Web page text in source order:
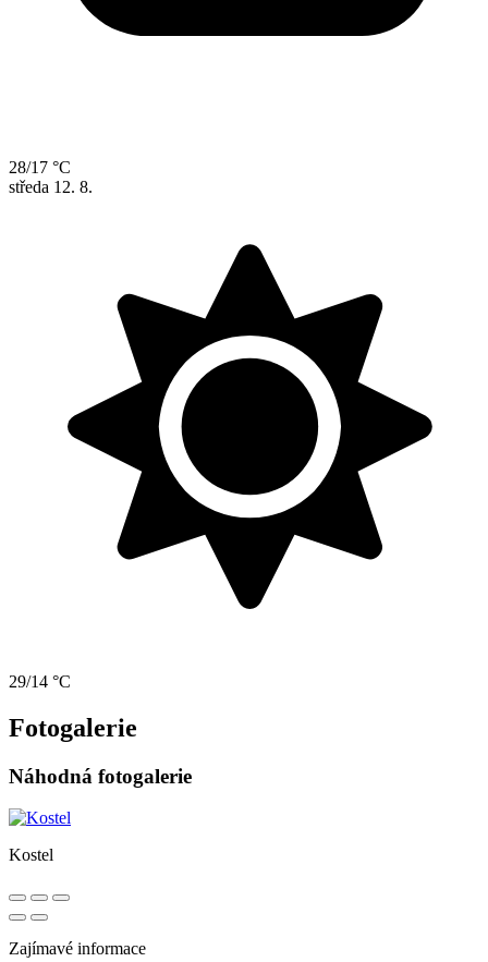
28/17 °C
středa 12. 8.
29/14 °C
Fotogalerie
Náhodná fotogalerie
Kostel
Zajímavé informace